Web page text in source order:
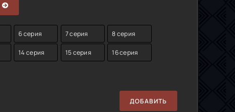
6 серия 7 серия 8 серия
14 серия 15 серия 16 серия
ДОБАВИТЬ